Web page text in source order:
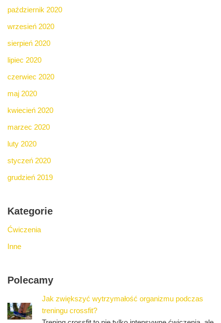
październik 2020
wrzesień 2020
sierpień 2020
lipiec 2020
czerwiec 2020
maj 2020
kwiecień 2020
marzec 2020
luty 2020
styczeń 2020
grudzień 2019
Kategorie
Ćwiczenia
Inne
Polecamy
Jak zwiększyć wytrzymałość organizmu podczas
treningu crossfit?